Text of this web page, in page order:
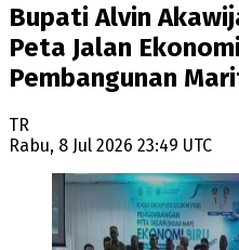
Bupati Alvin
Peta Jalan
Pembangunan
TR
Rabu, 8 Jul 2026 23:49 UTC